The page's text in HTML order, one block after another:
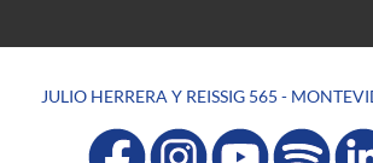
JULIO HERRERA Y REISSIG 565 -